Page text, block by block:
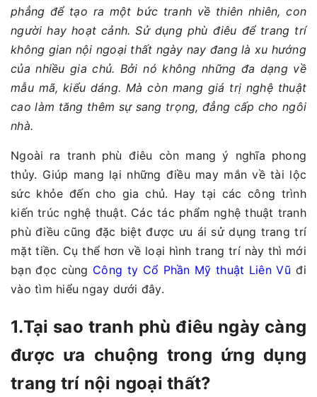
phẳng để tạo ra một bức tranh về thiên nhiên, con
người hay hoạt cảnh. Sử dụng phù điêu để trang trí
không gian nội ngoại thất ngày nay đang là xu hướng
của nhiều gia chủ. Bởi nó không những đa dạng về
mẫu mã, kiểu dáng. Mà còn mang giá trị nghệ thuật
cao làm tăng thêm sự sang trọng, đẳng cấp cho ngôi
nhà.
Ngoài ra tranh phù điêu còn mang ý nghĩa phong
thủy. Giúp mang lại những điều may mắn về tài lộc
sức khỏe đến cho gia chủ. Hay tại các công trình
kiến trúc nghệ thuật. Các tác phẩm nghệ thuật tranh
phù điều cũng đặc biệt được ưu ái sử dụng trang trí
mặt tiền. Cụ thể hơn về loại hình trang trí này thì mới
bạn đọc cùng Công ty Cổ Phần Mỹ thuật Liên Vũ đi
vào tìm hiểu ngay dưới đây.
1.Tại sao tranh phù điêu ngày càng
được ưa chuộng trong ứng dụng
trang trí nội ngoại thất?